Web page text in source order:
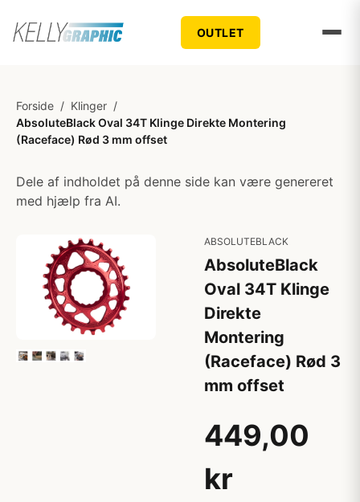
OUTLET
Forside / Klinger /
AbsoluteBlack Oval 34T Klinge Direkte Montering
(Raceface) Rød 3 mm offset
Dele af indholdet på denne side kan være genereret
med hjælp fra AI.
ABSOLUTEBLACK
AbsoluteBlack
Oval 34T Klinge
Direkte
Montering
(Raceface) Rød 3
mm offset
449,00
kr